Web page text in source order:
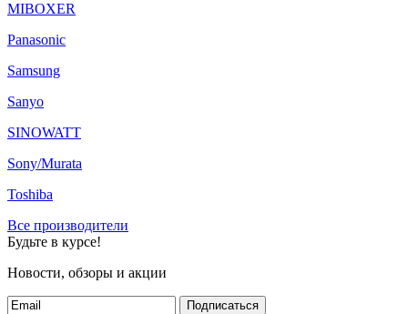
MIBOXER
Panasonic
Samsung
Sanyo
SINOWATT
Sony/Murata
Toshiba
Все производители
Будьте в курсе!
Новости, обзоры и акции
Подписаться